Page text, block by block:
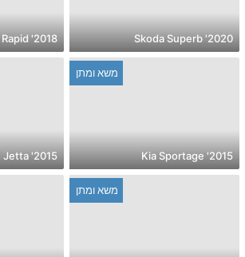
2020' Skoda Superb
2018' Skoda Rapid
משא ומתן
2015' Kia Sportage
2015' Volkswagen Jetta
משא ומתן